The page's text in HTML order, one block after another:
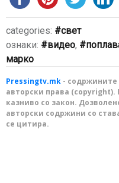
categories:
свет
ознаки:
видео,
марко
Pressingtv.mk -
авторски права
казниво со закон.
авторски содржини со
се цитира.